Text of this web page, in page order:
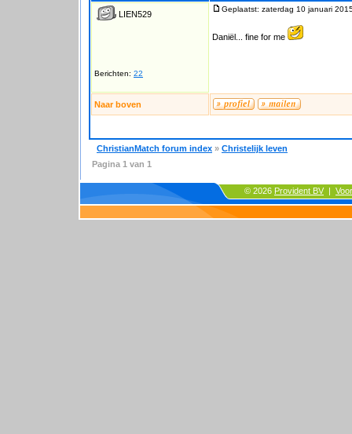
LIEN529
Berichten: 22
Geplaatst: zaterdag 10 januari
Daniël... fine for me
Naar boven
ChristianMatch forum index » Christelijk leven
Pagina 1 van 1
© 2026 Provident BV |